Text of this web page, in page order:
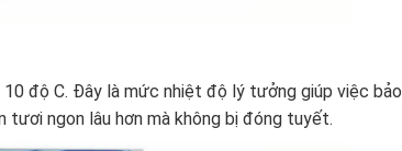
độ C. Đây là mức nhiệt độ lý tưởng giúp việc bảo
tươi ngon lâu hơn mà không bị đóng tuyết.